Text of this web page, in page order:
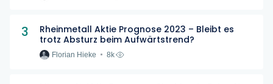
3
Rheinmetall Aktie Prognose 2023 – Bleibt es
trotz Absturz beim Aufwärtstrend?
Florian Hieke 8k